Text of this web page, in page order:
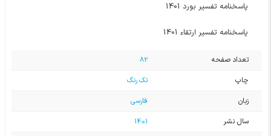
پاسخنامه تفسیر بورد 1401
پاسخنامه تفسیر ارتقاء 1401
تعداد صفحه
82
چاپ
تک رنگ
زبان
فارسی
سال نشر
1401